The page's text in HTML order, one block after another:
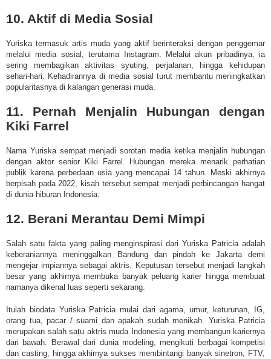
10. Aktif di Media Sosial
Yuriska termasuk artis muda yang aktif berinteraksi dengan penggemar
melalui media sosial, terutama Instagram. Melalui akun pribadinya, ia
sering membagikan aktivitas syuting, perjalanan, hingga kehidupan
sehari-hari. Kehadirannya di media sosial turut membantu meningkatkan
popularitasnya di kalangan generasi muda.
11. Pernah Menjalin Hubungan dengan
Kiki Farrel
Nama Yuriska sempat menjadi sorotan media ketika menjalin hubungan
dengan aktor senior Kiki Farrel. Hubungan mereka menarik perhatian
publik karena perbedaan usia yang mencapai 14 tahun. Meski akhirnya
berpisah pada 2022, kisah tersebut sempat menjadi perbincangan hangat
di dunia hiburan Indonesia.
12. Berani Merantau Demi Mimpi
Salah satu fakta yang paling menginspirasi dari Yuriska Patricia adalah
keberaniannya meninggalkan Bandung dan pindah ke Jakarta demi
mengejar impiannya sebagai aktris. Keputusan tersebut menjadi langkah
besar yang akhirnya membuka banyak peluang karier hingga membuat
namanya dikenal luas seperti sekarang.
Itulah biodata Yuriska Patricia mulai dari agama, umur, keturunan, IG,
orang tua, pacar / suami dan apakah sudah menikah. Yuriska Patricia
merupakan salah satu aktris muda Indonesia yang membangun kariernya
dari bawah. Berawal dari dunia modeling, mengikuti berbagai kompetisi
dan casting, hingga akhirnya sukses membintangi banyak sinetron, FTV,